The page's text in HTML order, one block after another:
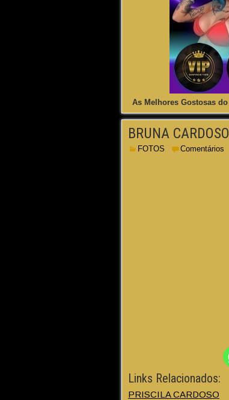
As Melhores Gostosas
BRUNA CARDOSO
FOTOS Comentários
Links Relacionados:
PRISCILA CARDOSO